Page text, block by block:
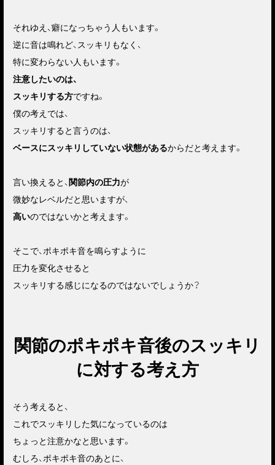
それゆえ、癖になっちゃう人もいます。
逆に音は鳴れど、スッキリもなく、
特に変わらない人もいます。
注意したいのは、
スッキリする方ですね。
僕の考えでは、
スッキリすると言うのは、
ベースにスッキリしていない状態があるからだと考えます。
言い換えると、関節内の圧力が
微妙なレベルだと思いますが、
高いのではないかと考えます。
そこで、ポキポキ音を鳴らすように
圧力を変化させると
スッキリする感じになるのではないでしょうか？
関節のポキポキ音後のスッキリ
に対する考え方
そう考えると、
これでスッキリした気になっているのは
ちょっと注意かなと思います。
むしろ、ポキポキ音のあとに、